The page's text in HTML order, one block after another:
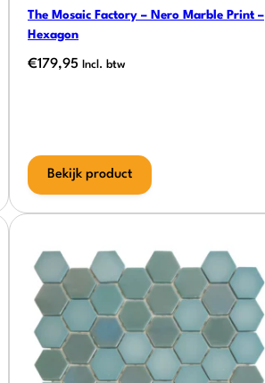
The Mosaic Factory – Nero Marble Print –
Hexagon
€179,95 Incl. btw
Bekijk product